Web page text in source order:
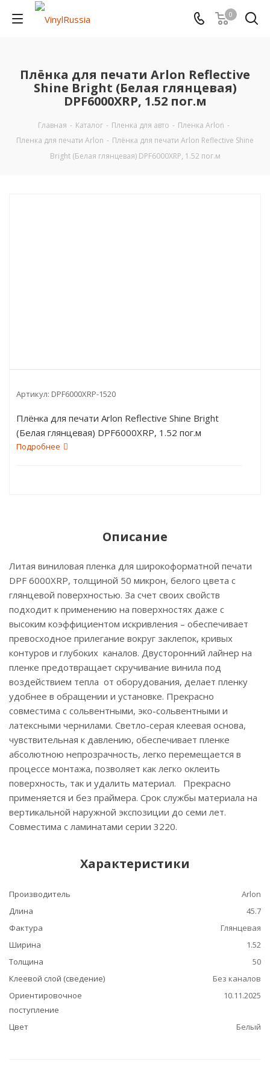
0
Плёнка для печати Arlon Reflective
Shine Bright (Белая глянцевая)
DPF6000XRP, 1.52 пог.м
Главная - Каталог - Пленка для авто - Пленка Arlon -
Пленка для печати Arlon - Плёнка для печати Arlon Reflective Shine
Bright (Белая глянцевая) DPF6000XRP, 1.52 пог.м
Артикул: DPF6000XRP-1520
Плёнка для печати Arlon Reflective Shine Bright
(Белая глянцевая) DPF6000XRP, 1.52 пог.м
Подробнее
Описание
Литая виниловая пленка для широкоформатной печати
DPF 6000XRP, толщиной 50 микрон, белого цвета с
глянцевой поверхностью. За счет своих свойств
подходит к применению на поверхностях даже с
высоким коэффициентом искривления – обеспечивает
превосходное прилегание вокруг заклепок, кривых
контуров и глубоких каналов. Двусторонний лайнер на
пленке предотвращает скручивание винила под
воздействием тепла от оборудования, делает пленку
удобнее в обращении и установке. Прекрасно
совместима с сольвентными, эко-сольвентными и
латексными чернилами. Светло-серая клеевая основа,
чувствительная к давлению, обеспечивает пленке
абсолютною непрозрачность, легко перемещается в
процессе монтажа, позволяет как легко оклеить
поверхность, так и удалить материал. Прекрасно
применяется и без праймера. Срок службы материала на
вертикальной наружной экспозиции до семи лет.
Совместима с ламинатами серии 3220.
Характеристики
Производитель
Arlon
Длина
45.7
Фактура
Глянцевая
Ширина
1.52
Толщина
50
Клеевой слой (сведение)
Без каналов
Ориентировочное
поступление
10.11.2025
Цвет Белый